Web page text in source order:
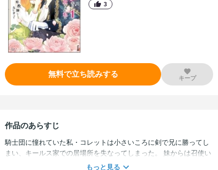
3
無料で立ち読みする キープ
作品のあらすじ
騎士団に憧れていた私・コレットは小さいころに剣で兄に勝ってし
まい、キールス家での居場所を失なってしまった。 妹からは召使い
のように扱われ、謀略にハマり家を追い出されてしまう。 キールス
もっと見る